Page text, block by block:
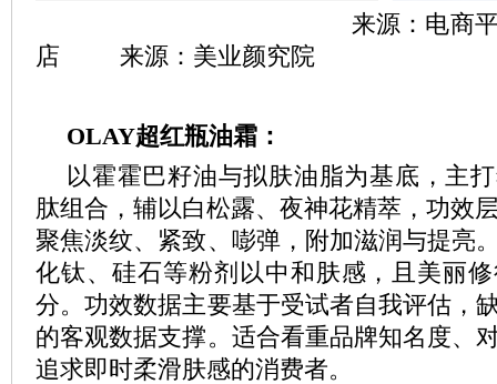
来源：电商平台
店 来源：美业颜究院
OLAY超红瓶油霜 ：
以霍霍巴籽油与拟肤油脂为基底，主
肽组合，辅以白松露、夜神花精萃，功效
聚焦淡纹、紧致、嘭弹，附加滋润与提亮
化钛、硅石等粉剂以中和肤感，且美丽
分。功效数据主要基于受试者自我评估，
的客观数据支撑。适合看重品牌知名度、
追求即时柔滑肤感的消费者。